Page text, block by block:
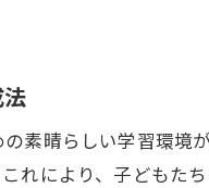
素晴らしい学習環
れにより、子どもた